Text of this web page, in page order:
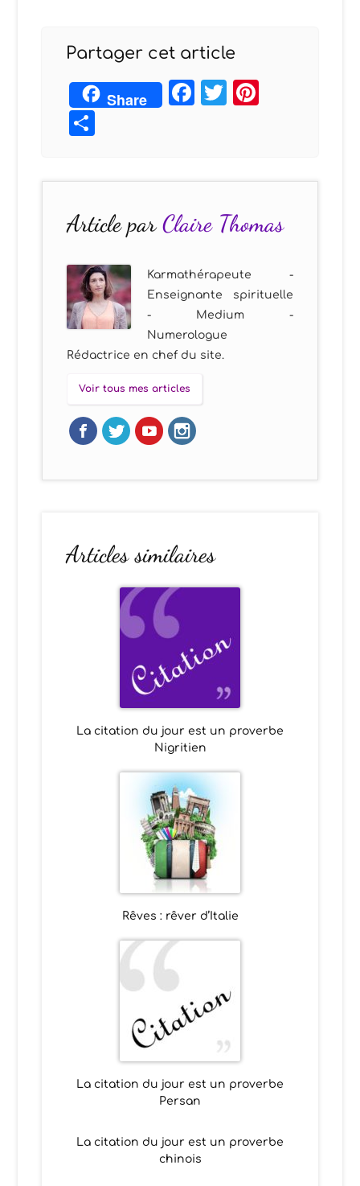
Partager cet article
Share Facebook
Twitter
Article parClaire Thomas
Karmathérapeute -
Enseignante spirituelle
- Medium -
Numerologue
Rédactrice en chef du site.
Voir tous mes articles
Articles similaires
La citation du jour est un proverbe
Nigritien
Rêves : rêver d’Italie
La citation du jour est un proverbe
Persan
La citation du jour est un proverbe
chinois